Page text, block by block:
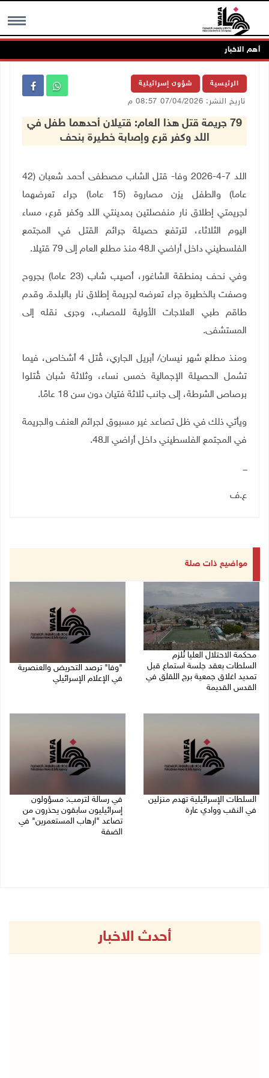
MENU أهم الاخبار
الرئيسية شؤون إسرائيلية
تاريخ النشر: 07/04/2026 08:57 م
79 جريمة قتل هذا العام: قتيلان أحدهما طفل في
اللد وكفر قرع وإصابة خطيرة بنحف
اللد 7-4-2026 وفا- قتل الشاب مصطفى أحمد شعبان (42
عاما) والطفل يزن مصاروة (15 عاما) جراء تعرضهما
لجريمتي إطلاق نار منفصلتين بمدينتي اللد وكفر قرع، مساء
اليوم الثلاثاء، لترتفع حصيلة جرائم القتل في المجتمع
الفلسطيني داخل أراضي الـ48 منذ مطلع العام إلى 79 قتيلا.
وفي نحف بمنطقة الشاغور، أصيب شاب (23 عاما) بجروح
وصفت بالخطيرة جراء تعرضه لجريمة إطلاق نار بالبلدة. وقدم
طاقم طبي العلاجات الأولية للمصاب، وجرى نقله إلى
المستشفى.
ومنذ مطلع شهر نيسان/ أبريل الجاري، قُتل 4 أشخاص، فيما
تشمل الحصيلة الإجمالية خمس نساء، وثلاثة شبان قُتلوا
برصاص الشرطة، إلى جانب ثلاثة فتيان دون سن 18 عامًا.
ويأتي ذلك في ظل تصاعد غير مسبوق لجرائم العنف والجريمة
في المجتمع الفلسطيني داخل أراضي الـ48.
ـــ
ع.ف
مواضيع ذات صلة
محكمة الاحتلال العليا تُلزم
السلطات بعقد جلسة استماع قبل
تمديد اغلاق جمعية برج اللقلق في
القدس القديمة
"وفا" ترصد التحريض والعنصرية
في الإعلام الإسرائيلي
السلطات الإسرائيلية تهدم منزلين
في النقب ووادي عارة
في رسالة لترمب: مسؤولون
إسرائيليون سابقون يحذرون من
تصاعد "ارهاب المستعمرين" في
الضفة
أحدث الاخبار